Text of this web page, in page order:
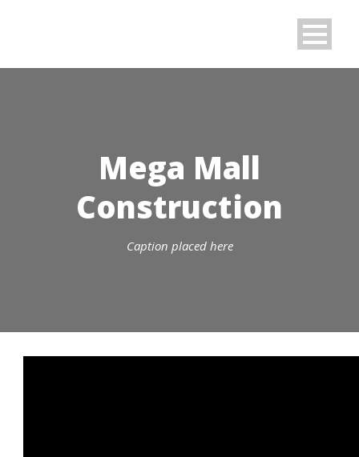
Mega Mall
Construction
Caption placed here